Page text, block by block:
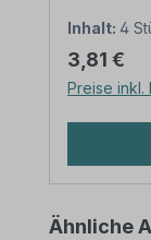
-
beachten
gesenkt
die
Schild
Inhalt: 4
Regulärer
3,81 €
Preise inkl.
Ähnliche